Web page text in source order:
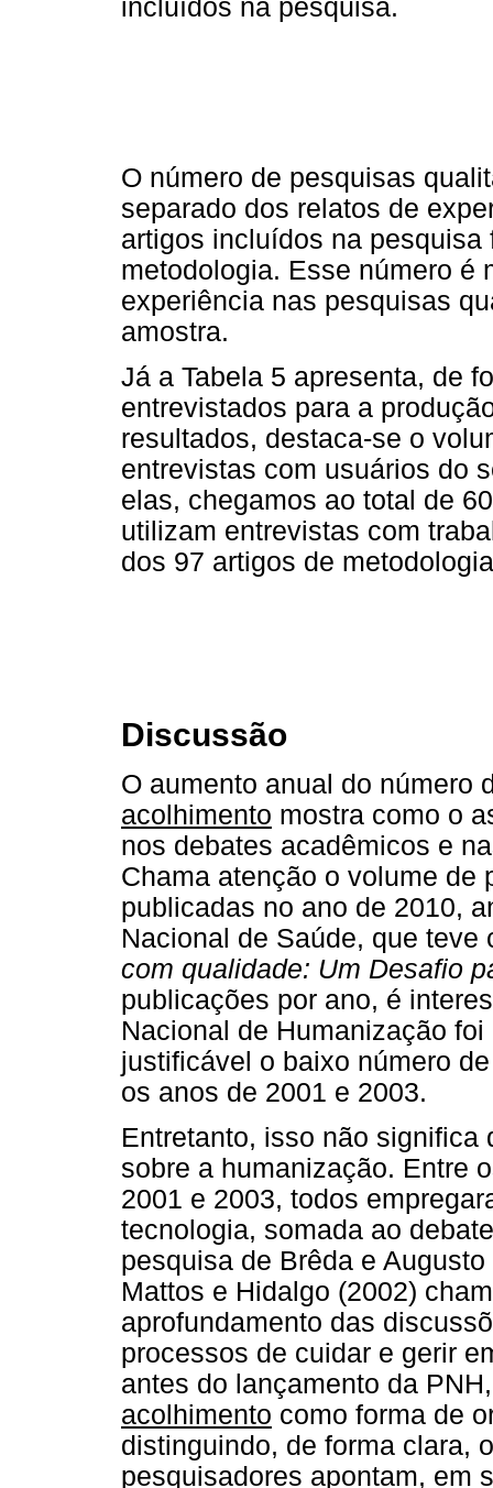
incluídos na pesquisa.
O número de pesquisas
separado dos relatos de
artigos incluídos na
metodologia. Esse número é
experiência nas pesquisas
amostra.
Já a Tabela 5 apresenta, de
entrevistados para a
resultados, destaca-se o
entrevistas com usuários do
elas, chegamos ao total de
utilizam entrevistas com
dos 97 artigos de
Discussão
O aumento anual do número
acolhimento mostra como o
nos debates acadêmicos e
Chama atenção o volume de
publicadas no ano de 2010,
Nacional de Saúde, que
com qualidade: Um Desafio
publicações por ano, é
Nacional de Humanização
justificável o baixo número
os anos de 2001 e 2003.
Entretanto, isso não significa
sobre a humanização. Entre
2001 e 2003, todos
tecnologia, somada ao
pesquisa de Brêda e
Mattos e Hidalgo (2002)
aprofundamento das
processos de cuidar e gerir
antes do lançamento da
acolhimento como forma de
distinguindo, de forma clara,
pesquisadores apontam, em